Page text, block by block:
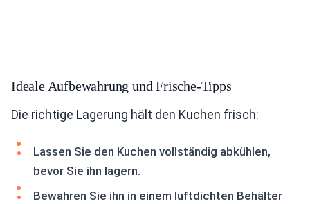
Ideale Aufbewahrung und Frische-Tipps
Die richtige Lagerung hält den Kuchen frisch:
Lassen Sie den Kuchen vollständig abkühlen,
bevor Sie ihn lagern.
Bewahren Sie ihn in einem luftdichten Behälter